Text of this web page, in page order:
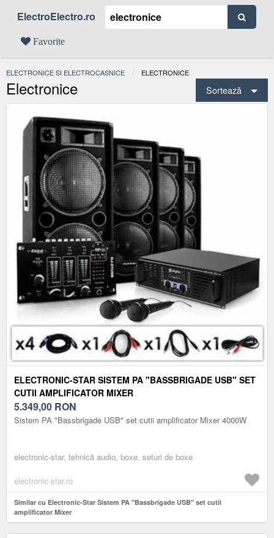
ElectroElectro.ro
Favorite
ELECTRONICE SI ELECTROCASNICE ACTUAL:
ELECTRONICE
Electronice Sortează
ELECTRONIC-STAR SISTEM PA "BASSBRIGADE USB" SET
CUTII AMPLIFICATOR MIXER
5.349,00 RON
Sistem PA "Bassbrigade USB" set cutii amplificator Mixer 4000W
electronic-star, tehnică audio, boxe, seturi de boxe
electronic-star.ro
Similar cu Electronic-Star Sistem PA "Bassbrigade USB" set cutii
amplificator Mixer